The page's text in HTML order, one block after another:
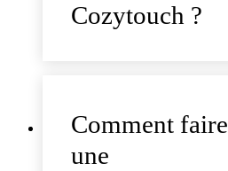
Cozytouch ?
Comment faire
une